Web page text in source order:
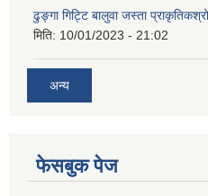
ढुङ्गा गिट्टि बालुवा जस्ता
मिति: 10/01/2023 - 21:02
अन्य
फेसबुक पेज